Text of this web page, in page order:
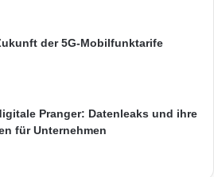
der 5G-Mobilfunktarife
Pranger: Datenleaks und ihre
für Unternehmen